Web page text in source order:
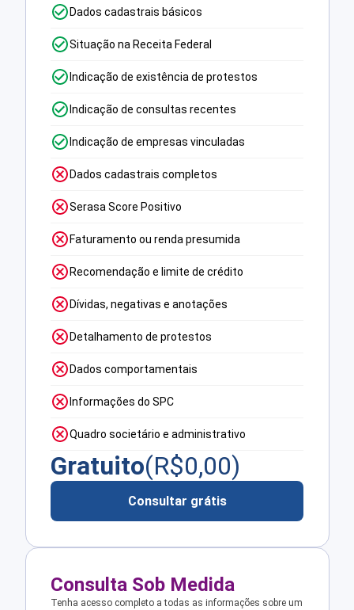
Dados cadastrais básicos
Situação na Receita Federal
Indicação de existência de protestos
Indicação de consultas recentes
Indicação de empresas vinculadas
Dados cadastrais completos
Serasa Score Positivo
Faturamento ou renda presumida
Recomendação e limite de crédito
Dívidas, negativas e anotações
Detalhamento de protestos
Dados comportamentais
Informações do SPC
Quadro societário e administrativo
Gratuito(R$0,00)
Consultar grátis
Consulta Sob Medida
Tenha acesso completo a todas as informações sobre um